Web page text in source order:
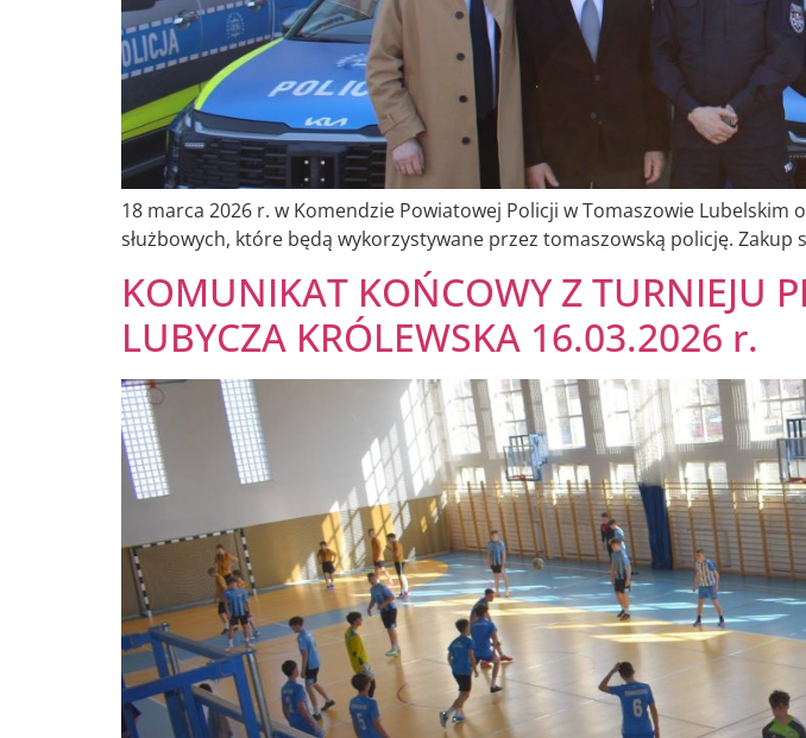
18 marca 2026 r. w Komendzie Powiatowej Policji w Tomaszowie
służbowych, które będą wykorzystywane przez tomaszowską policję.
KOMUNIKAT KOŃCOWY Z TURNIEJU
LUBYCZA KRÓLEWSKA 16.03.2026 r.